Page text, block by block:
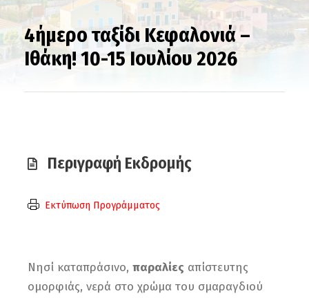
4ήμερο ταξίδι Κεφαλονιά –
Ιθάκη! 10-15 Ιουλίου 2026
Περιγραφή Εκδρομής
Εκτύπωση Προγράμματος
Νησί καταπράσινο, παραλίες απίστευτης
ομορφιάς, νερά στο χρώμα του σμαραγδιού